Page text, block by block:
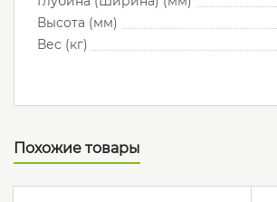
Высота (мм)
Вес (кг)
Похожие товары